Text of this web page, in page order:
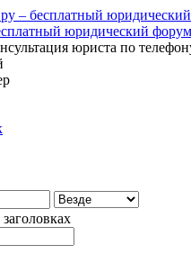
юридический форум
юриста по